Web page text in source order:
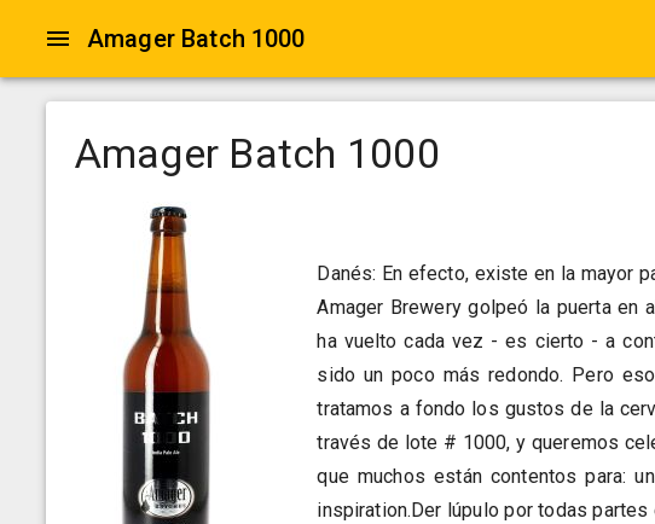
Amager Batch 1000
Amager Batch 1000
Danés: En efecto, existe en la mayor
Amager Brewery golpeó la puerta en
ha vuelto cada vez - es cierto - a
sido un poco más redondo. Pero
tratamos a fondo los gustos de la
través de lote # 1000, y queremos
que muchos están contentos para:
inspiration.Der lúpulo por todas